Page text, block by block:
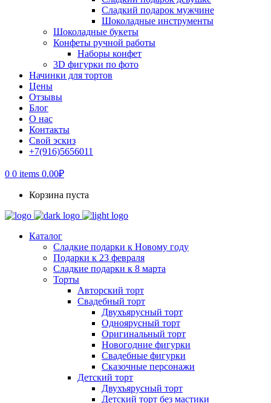
Сладкий подарок мужчине
Шоколадные инструменты
Шоколадные букеты
Конфеты ручной работы
Наборы конфет
3D фигурки по фото
Начинки для тортов
Цены
Отзывы
Блог
О нас
Контакты
Свой эскиз
+7(916)5656011
0 0 items 0.00₽
Корзина пуста
Каталог
Сладкие подарки к Новому году
Подарки к 23 февраля
Сладкие подарки к 8 марта
Торты
Авторский торт
Свадебный торт
Двухъярусный торт
Одноярусный торт
Оригинальный торт
Новогодние фигурки
Свадебные фигурки
Сказочные персонажи
Детский торт
Двухъярусный торт
Детский торт без мастики